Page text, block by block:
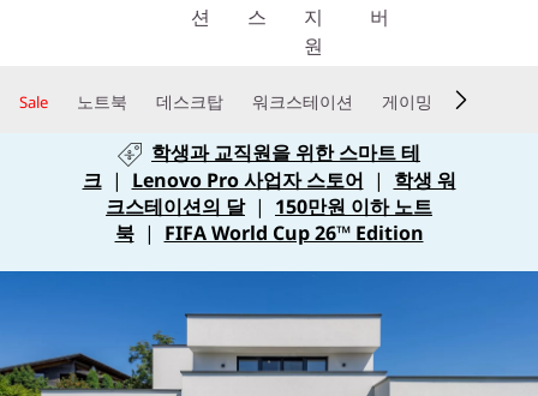
건
션
스
지
원
버
Sale 노트북 데스크탑 워크스테이션 게이밍
학생과 교직원을 위한 스마트 테
크 | Lenovo Pro 사업자 스토어 | 학생 워
크스테이션의 달| 150만원 이하 노트
북| FIFA World Cup 26™ Edition